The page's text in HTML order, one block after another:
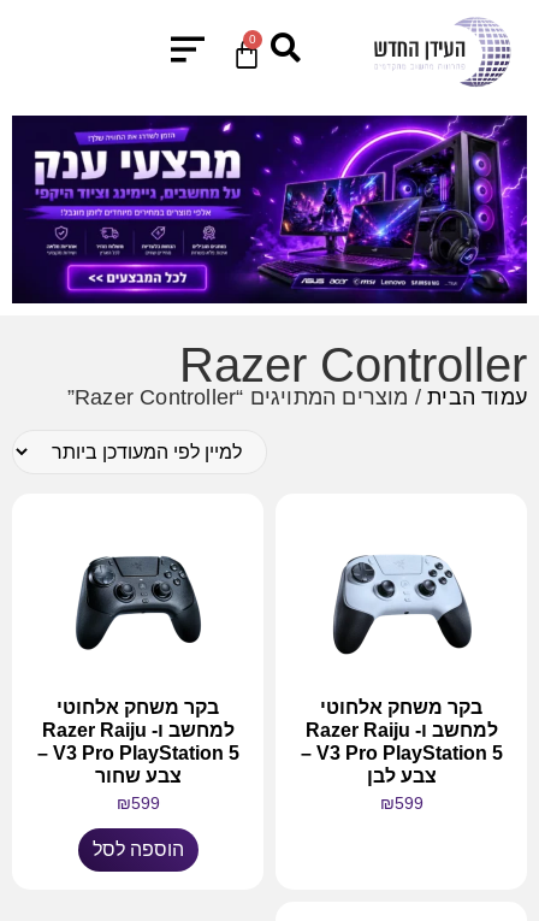
0
Razer Controller
עמוד הבית/ מוצרים המתויגים “Razer Controller”
בקר משחק אלחוטי
למחשב ו- Razer Raiju
V3 Pro PlayStation 5 –
צבע לבן
₪599
בקר משחק אלחוטי
למחשב ו- Razer Raiju
V3 Pro PlayStation 5 –
צבע שחור
₪599
הוספה לסל